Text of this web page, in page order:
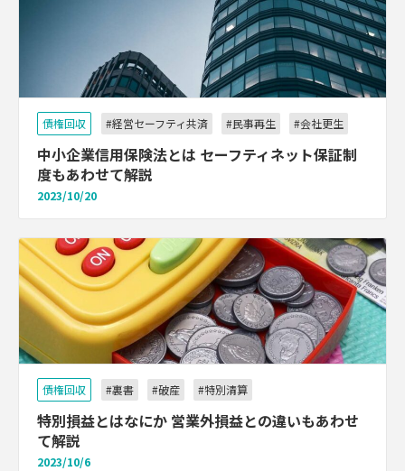
債権回収 #経営セーフティ共済 #民事再生 #会社更生
中小企業信用保険法とは セーフティネット保証制
度もあわせて解説
2023/10/20
債権回収 #裏書 #破産 #特別清算
特別損益とはなにか 営業外損益との違いもあわせ
て解説
2023/10/6